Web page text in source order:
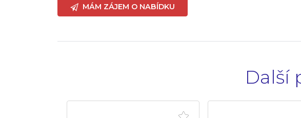
MÁM ZÁJEM O NABÍDKU
Další